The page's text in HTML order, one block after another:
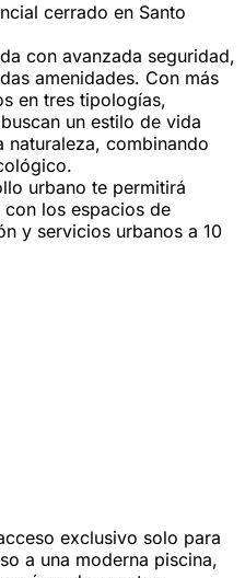
cerrado en Santo
con avanzada seguridad,
amenidades. Con más
en tres tipologías,
un estilo de vida
naturaleza, combinando
urbano te permitirá
con los espacios de
y servicios urbanos a 10
exclusivo solo para
a una moderna piscina,